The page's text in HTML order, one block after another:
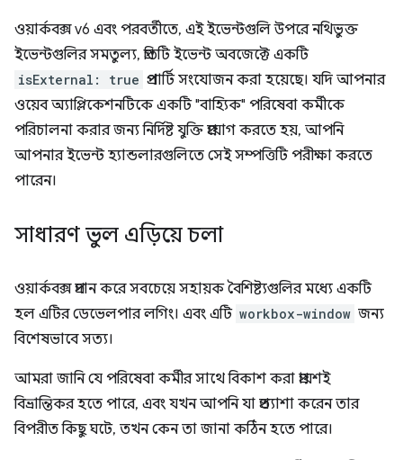
ওয়ার্কবক্স v6 এবং পরবর্তীতে, এই ইভেন্টগুলি উপরে নথিভুক্ত
ইভেন্টগুলির সমতুল্য, প্রতিটি ইভেন্ট অবজেক্টে একটি
isExternal: true প্রপার্টি সংযোজন করা হয়েছে। যদি আপনার
ওয়েব অ্যাপ্লিকেশনটিকে একটি "বাহ্যিক" পরিষেবা কর্মীকে
পরিচালনা করার জন্য নির্দিষ্ট যুক্তি প্রয়োগ করতে হয়, আপনি
আপনার ইভেন্ট হ্যান্ডলারগুলিতে সেই সম্পত্তিটি পরীক্ষা করতে
পারেন।
সাধারণ ভুল এড়িয়ে চলা
ওয়ার্কবক্স প্রদান করে সবচেয়ে সহায়ক বৈশিষ্ট্যগুলির মধ্যে একটি
হল এটির ডেভেলপার লগিং। এবং এটি workbox-window জন্য
বিশেষভাবে সত্য।
আমরা জানি যে পরিষেবা কর্মীর সাথে বিকাশ করা প্রায়শই
বিভ্রান্তিকর হতে পারে, এবং যখন আপনি যা প্রত্যাশা করেন তার
বিপরীত কিছু ঘটে, তখন কেন তা জানা কঠিন হতে পারে।